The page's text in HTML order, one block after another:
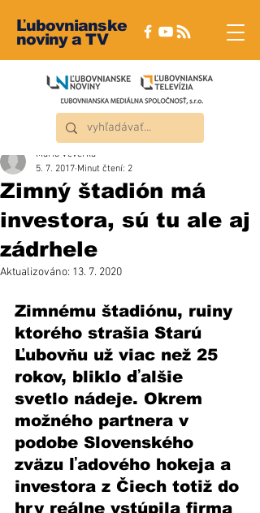
Ľubovnianske
noviny a TV
Zimný štadión má
investora, sú tu ale aj
zádrhele
Mário Veverka
5. 7. 2017 Minut čtení: 2
Aktualizováno: 13. 7. 2020
Zimnému štadiónu, ruiny
ktorého strašia Starú
Ľubovňu už viac než 25
rokov, bliklo ďalšie
svetlo nádeje. Okrem
možného partnera v
podobe Slovenského
zväzu ľadového hokeja a
investora z Čiech totiž do
hry reálne vstúpila firma